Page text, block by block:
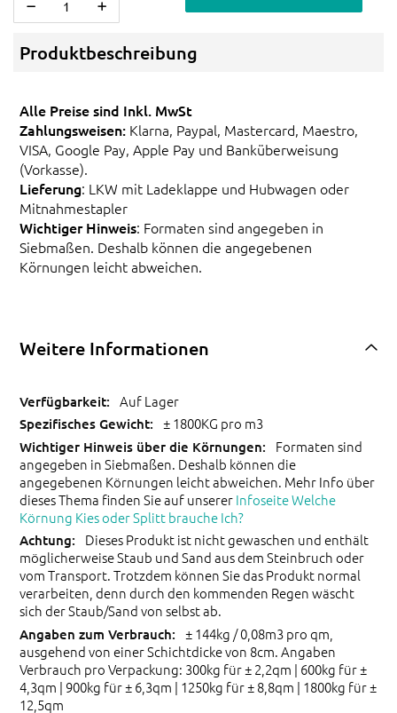
Produktbeschreibung
Alle Preise sind Inkl. MwSt
Zahlungsweisen: Klarna, Paypal, Mastercard, Maestro,
VISA, Google Pay, Apple Pay und Banküberweisung
(Vorkasse).
Lieferung: LKW mit Ladeklappe und Hubwagen oder
Mitnahmestapler
Wichtiger Hinweis: Formaten sind angegeben in
Siebmaßen. Deshalb können die angegebenen
Körnungen leicht abweichen.
Weitere Informationen
Auf Lager
± 1800KG pro m3
Formaten sind
angegeben in Siebmaßen. Deshalb können die
angegebenen Körnungen leicht abweichen. Mehr Info über
dieses Thema finden Sie auf unsererInfoseite Welche
Körnung Kies oder Splitt brauche Ich?
Dieses Produkt ist nicht gewaschen und enthält
möglicherweise Staub und Sand aus dem Steinbruch oder
vom Transport. Trotzdem können Sie das Produkt normal
verarbeiten, denn durch den kommenden Regen wäscht
sich der Staub/Sand von selbst ab.
± 144kg / 0,08m3 pro qm,
ausgehend von einer Schichtdicke von 8cm. Angaben
Verbrauch pro Verpackung: 300kg für ± 2,2qm | 600kg für ±
4,3qm | 900kg für ± 6,3qm | 1250kg für ± 8,8qm | 1800kg für ±
12,5qm